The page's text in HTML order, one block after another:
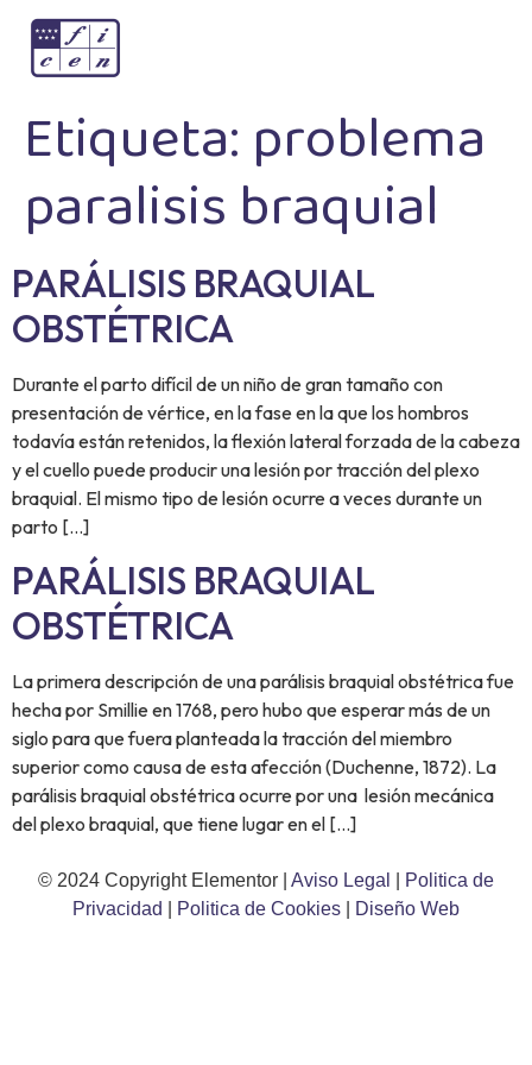
Etiqueta: problema
paralisis braquial
PARÁLISIS BRAQUIAL
OBSTÉTRICA
Durante el parto difícil de un niño de gran tamaño con
presentación de vértice, en la fase en la que los hombros
todavía están retenidos, la flexión lateral forzada de la cabeza
y el cuello puede producir una lesión por tracción del plexo
braquial. El mismo tipo de lesión ocurre a veces durante un
parto […]
PARÁLISIS BRAQUIAL
OBSTÉTRICA
La primera descripción de una parálisis braquial obstétrica fue
hecha por Smillie en 1768, pero hubo que esperar más de un
siglo para que fuera planteada la tracción del miembro
superior como causa de esta afección (Duchenne, 1872). La
parálisis braquial obstétrica ocurre por una lesión mecánica
del plexo braquial, que tiene lugar en el […]
© 2024 Copyright Elementor | Aviso Legal
Politica de
Privacidad
Politica de Cookies Diseño Web